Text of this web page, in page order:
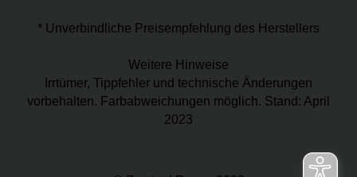
* Unverbindliche Preisempfehlung des Herstellers
Weitere Hinweise
Irrtümer, Tippfehler und technische Änderungen
vorbehalten. Farbabweichungen möglich. Stand: April
2023